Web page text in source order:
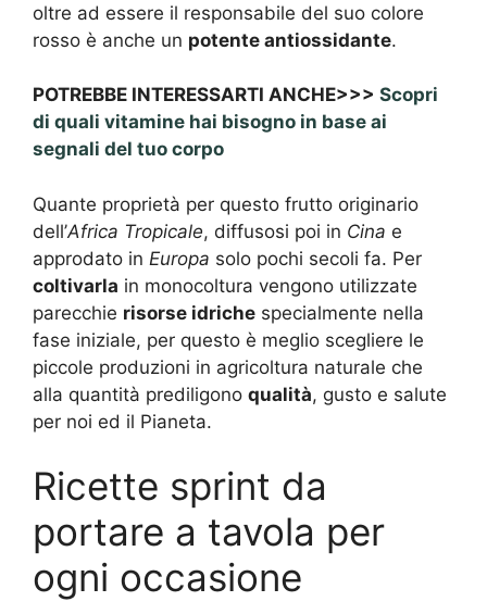
oltre ad essere il responsabile del suo colore
rosso è anche un potente antiossidante.
POTREBBE INTERESSARTI ANCHE>>> Scopri
di quali vitamine hai bisogno in base ai
segnali del tuo corpo
Quante proprietà per questo frutto originario
dell’Africa Tropicale, diffusosi poi in Cina e
approdato in Europa solo pochi secoli fa. Per
coltivarla in monocoltura vengono utilizzate
parecchie risorse idriche specialmente nella
fase iniziale, per questo è meglio scegliere le
piccole produzioni in agricoltura naturale che
alla quantità prediligono qualità, gusto e salute
per noi ed il Pianeta.
Ricette sprint da
portare a tavola per
ogni occasione